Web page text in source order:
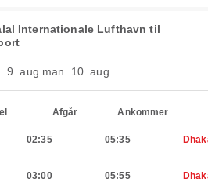
Internationale Lufthavn til
9. aug. man. 10. aug.
Afgår Ankommer
02:35 05:35
03:00 05:55